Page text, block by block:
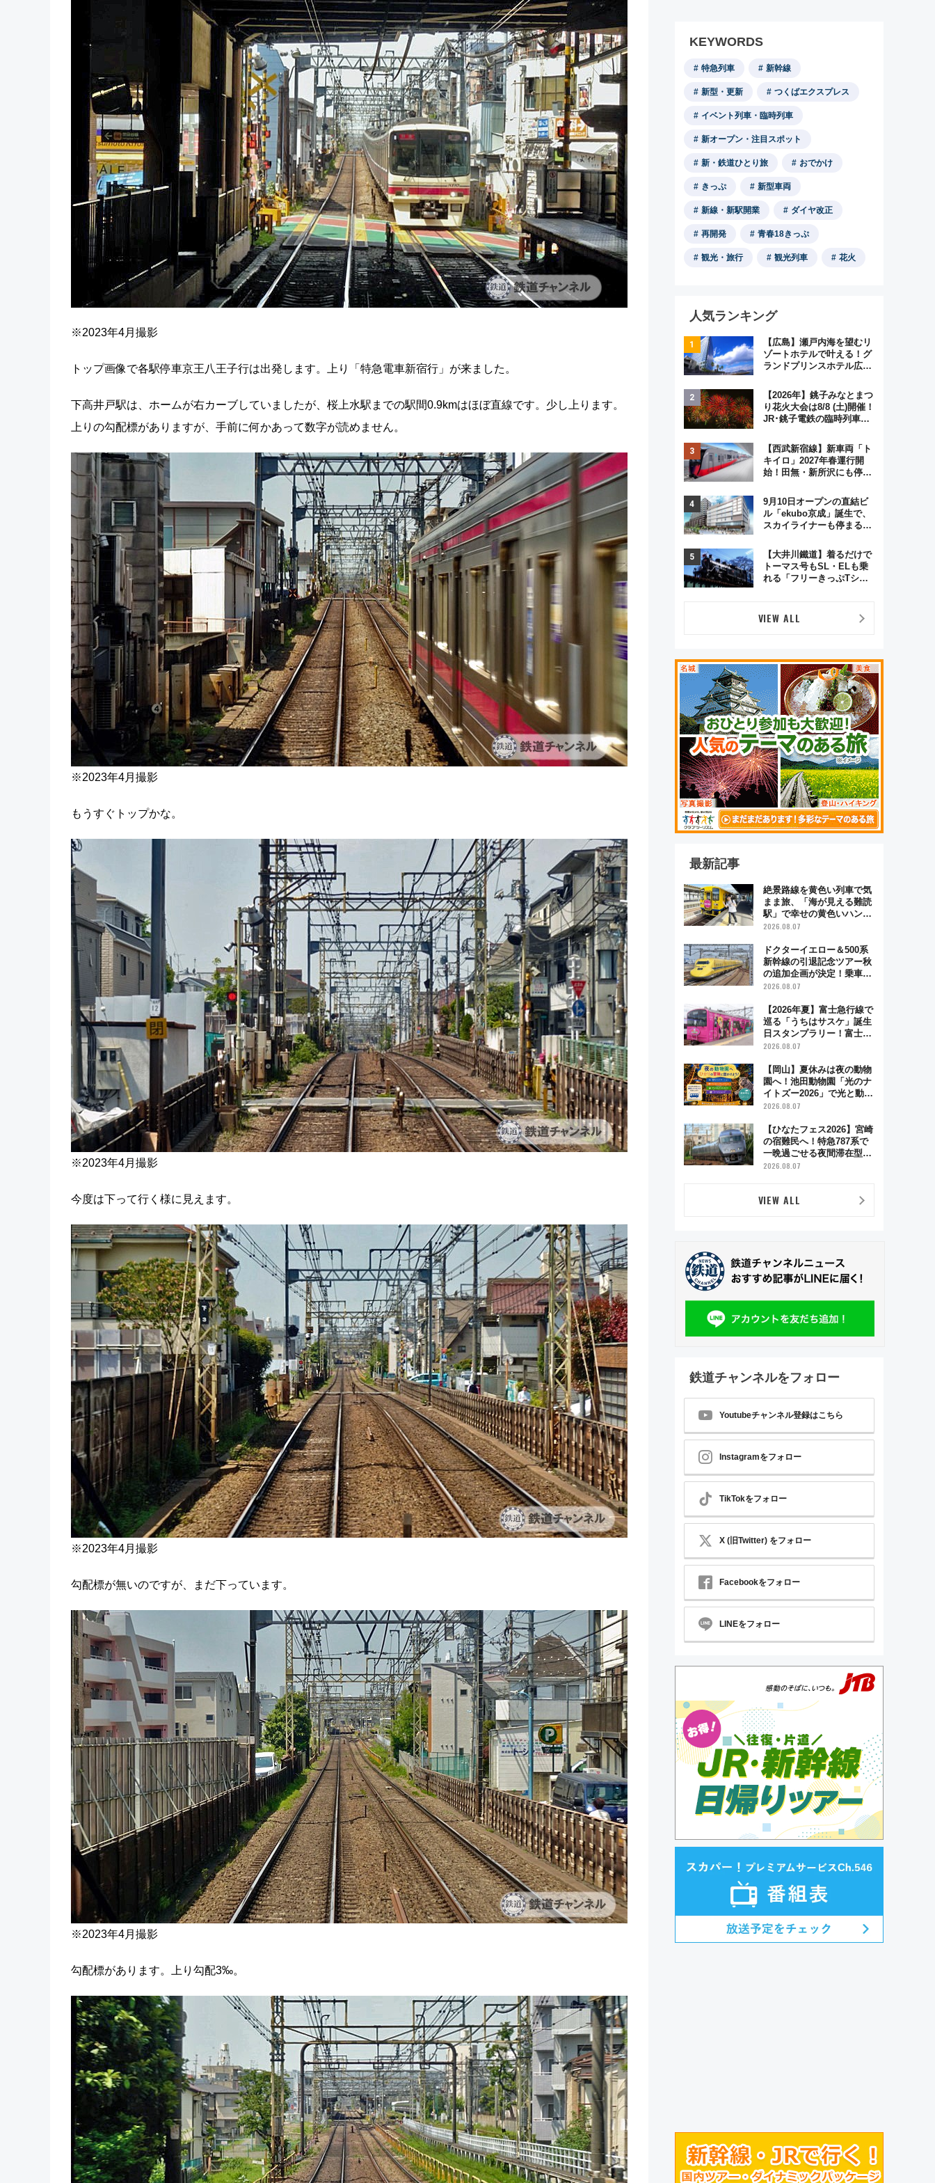
※2023年4月撮影
トップ画像で各駅停車京王八王子行は出発します。上り「特急電車新宿行」が来ました。
下高井戸駅は、ホームが右カーブしていましたが、桜上水駅までの駅間0.9kmはほぼ直線です。少し上ります。
上りの勾配標がありますが、手前に何かあって数字が読めません。
※2023年4月撮影
もうすぐトップかな。
※2023年4月撮影
今度は下って行く様に見えます。
※2023年4月撮影
勾配標が無いのですが、まだ下っています。
※2023年4月撮影
勾配標があります。上り勾配3‰。
KEYWORDS
特急列車 新幹線
新型・更新 つくばエクスプレス
イベント列車・臨時列車
新オープン・注目スポット
新・鉄道ひとり旅 おでかけ
きっぷ 新型車両
新線・新駅開業 ダイヤ改正
再開発 青春18きっぷ
観光・旅行 観光列車 花火
人気ランキング
【広島】瀬戸内海を望むリ
ゾートホテルで叶える！グ
ランドプリンスホテル広島
ジュアルパーティープラン
【2026年】銚子みなとまつ
り花火大会は8/8 (土)開催！
JR･銚子電鉄の臨時列車や
く8,000発の大迫力＆屋台
を満喫
【西武新宿線】新車両「ト
キイロ」2027年春運行開
始！田無・新所沢にも停
弾」も
9月10日オープンの直結ビ
ル「ekubo京成」誕生で、
スカイライナーも停まる巨
変わる？ 全テナント情報も
公開！
【大井川鐵道】着るだけで
トーマス号もSL・ELも乗
れる「フリーきっぷTシャ
VIEW ALL
最新記事
絶景路線を黄色い列車で気
まま旅、「海が見える難読
駅」で幸せの黄色いハンカ
チに願いを 「新・鉄道ひ
「島原鉄道」
2026.08.07
ドクターイエロー＆500系
新幹線の引退記念ツアー秋
の追加企画が決定！乗車体
験やグッズ・ホテル情報ま
2026.08.07
【2026年夏】富士急行線で
巡る「うちはサスケ」誕生
日スタンプラリー！富士急
ハイランド限定グルメ＆グ
2026.08.07
【岡山】夏休みは夜の動物
園へ！池田動物園「光のナ
イトズー2026」で光と動物
が彩る特別な夜
2026.08.07
【ひなたフェス2026】宮崎
の宿難民へ！特急787系で
一晩過ごせる夜間滞在型イ
ベント「スワローおひさ
2026.08.07
VIEW ALL
鉄道チャンネルをフォロー
Youtubeチャンネル登録はこちら
Instagramをフォロー
TikTokをフォロー
X (旧Twitter) をフォロー
Facebookをフォロー
LINEをフォロー